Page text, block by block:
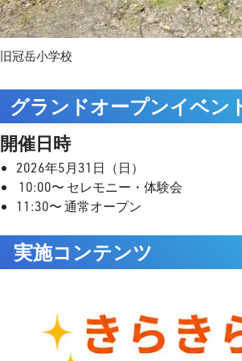
旧冠岳小学校
グランドオープンイベン
開催日時
2026年5月31日（日）
10:00〜 セレモニー・体験会
11:30〜 通常オープン
実施コンテンツ